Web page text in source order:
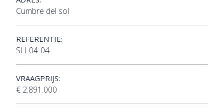
Cumbre del sol
REFERENTIE:
SH-04-04
VRAAGPRIJS:
€ 2.891.000